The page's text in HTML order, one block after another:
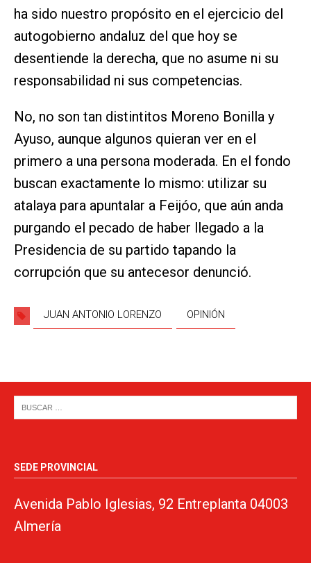
ha sido nuestro propósito en el ejercicio del
autogobierno andaluz del que hoy se
desentiende la derecha, que no asume ni su
responsabilidad ni sus competencias.
No, no son tan distintitos Moreno Bonilla y
Ayuso, aunque algunos quieran ver en el
primero a una persona moderada. En el fondo
buscan exactamente lo mismo: utilizar su
atalaya para apuntalar a Feijóo, que aún anda
purgando el pecado de haber llegado a la
Presidencia de su partido tapando la
corrupción que su antecesor denunció.
JUAN ANTONIO LORENZO OPINIÓN
SEDE PROVINCIAL
Avenida Pablo Iglesias, 92 Entreplanta 04003
Almería